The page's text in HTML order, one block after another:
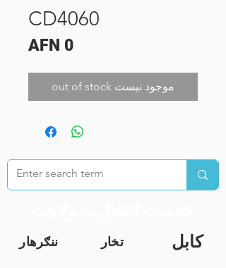
CD4060
AFN 0Price
out of stock موجود نیست
ننګرهار تخار کابل